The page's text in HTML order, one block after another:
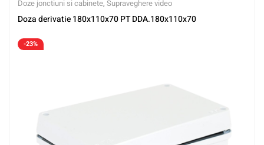
Doze jonctiuni si cabinete, Supraveghere video
Doza derivatie 180x110x70 PT DDA.180x110x70
-23%